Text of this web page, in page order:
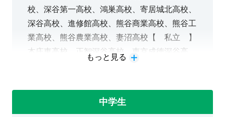
校、深谷第一高校、鴻巣高校、寄居城北高校、
深谷高校、進修館高校、熊谷商業高校、熊谷工
業高校、熊谷農業高校、妻沼高校【 私立 】
本庄東高校、正智深谷高校、東京成徳深谷高
もっと見る
中学生